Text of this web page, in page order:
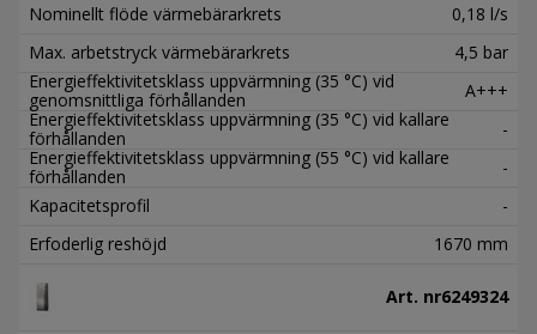
Nominellt flöde värmebärarkrets
0,18 l/s
Max. arbetstryck värmebärarkrets
4,5 bar
Energieffektivitetsklass uppvärmning (35 °C) vid
genomsnittliga förhållanden
A+++
Energieffektivitetsklass uppvärmning (35 °C) vid kallare
förhållanden
-
Energieffektivitetsklass uppvärmning (55 °C) vid kallare
förhållanden
-
Kapacitetsprofil
-
Erfoderlig reshöjd
1670 mm
Art. nr6249324